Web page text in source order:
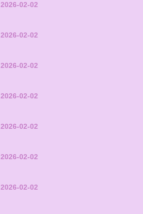
2026-02-02
2026-02-02
2026-02-02
2026-02-02
2026-02-02
2026-02-02
2026-02-02